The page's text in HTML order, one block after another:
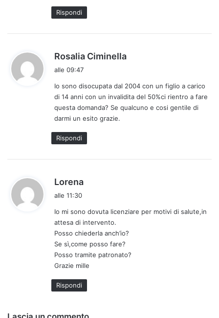
o
:
Rispondi
Rosalia Ciminella
e
t
t
alle 09:47
Io sono disocupata dal 2004 con un figlio a carico
di 14 anni con un invalidita del 50%ci rientro a fare
questa domanda? Se qualcuno e cosi gentile di
darmi un esito grazie.
Rispondi
Lorena
e
t
t
o
:
alle 11:30
Io mi sono dovuta licenziare per motivi di salute,in
attesa di intervento.
Posso chiederla anch’io?
Se sì,come posso fare?
Posso tramite patronato?
Grazie mille
Rispondi